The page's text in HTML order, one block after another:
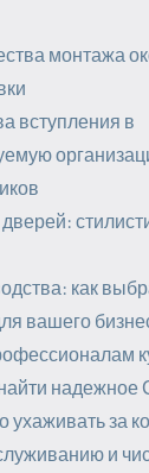
монтажа
вступления в
как
вашего
надежное
ухаживать за
и